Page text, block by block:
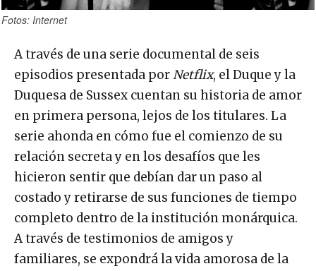
Fotos: Internet
A través de una serie documental de seis
episodios presentada porNetflix, el Duque y la
Duquesa de Sussex cuentan su historia de amor
en primera persona, lejos de los titulares. La
serie ahonda en cómo fue el comienzo de su
relación secreta y en los desafíos que les
hicieron sentir que debían dar un paso al
costado y retirarse de sus funciones de tiempo
completo dentro de la institución monárquica.
A través de testimonios de amigos y
familiares, se expondrá la vida amorosa de la